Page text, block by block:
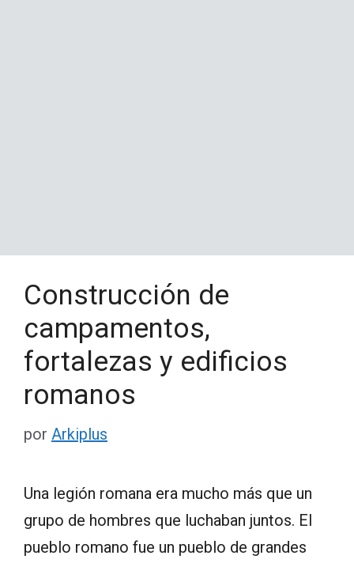
Construcción de
campamentos,
fortalezas y edificios
romanos
por Arkiplus
Una legión romana era mucho más que un
grupo de hombres que luchaban juntos. El
pueblo romano fue un pueblo de grandes